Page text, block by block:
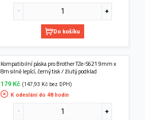
Do košíku
Kompatibilní páska pro Brother TZe-S621 9mm x
8m silně lepící, černý tisk / žlutý podklad
179 Kč (147,93 Kč bez DPH)
K odeslání do 48 hodin